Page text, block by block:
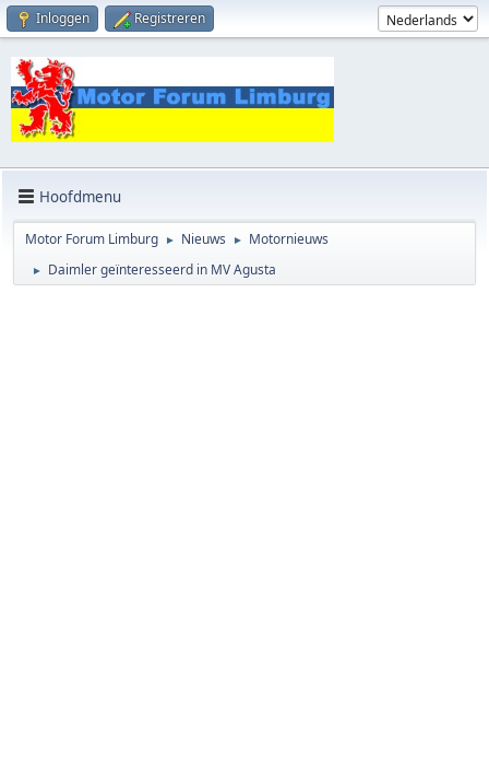
Inloggen Registreren
Hoofdmenu
Motor Forum Limburg ► Nieuws ► Motornieuws
► Daimler geïnteresseerd in MV Agusta